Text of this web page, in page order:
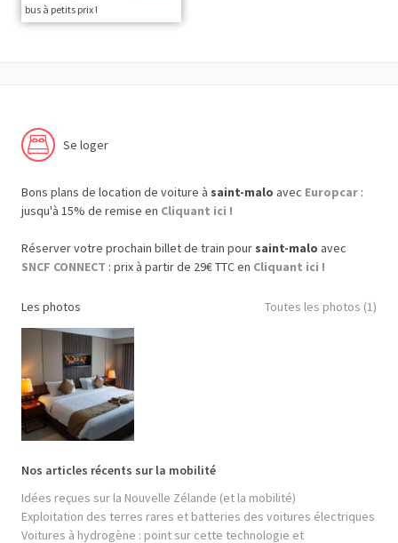
bus à petits prix !
Se loger
Bons plans de location de voiture à saint-malo avec Europcar :
jusqu'à 15% de remise en Cliquant ici !
Réserver votre prochain billet de train pour saint-malo avec
SNCF CONNECT : prix à partir de 29€ TTC en Cliquant ici !
Les photos Toutes les photos (1)
Nos articles récents sur la mobilité
Idées reçues sur la Nouvelle Zélande (et la mobilité)
Exploitation des terres rares et batteries des voitures électriques
Voitures à hydrogène : point sur cette technologie et